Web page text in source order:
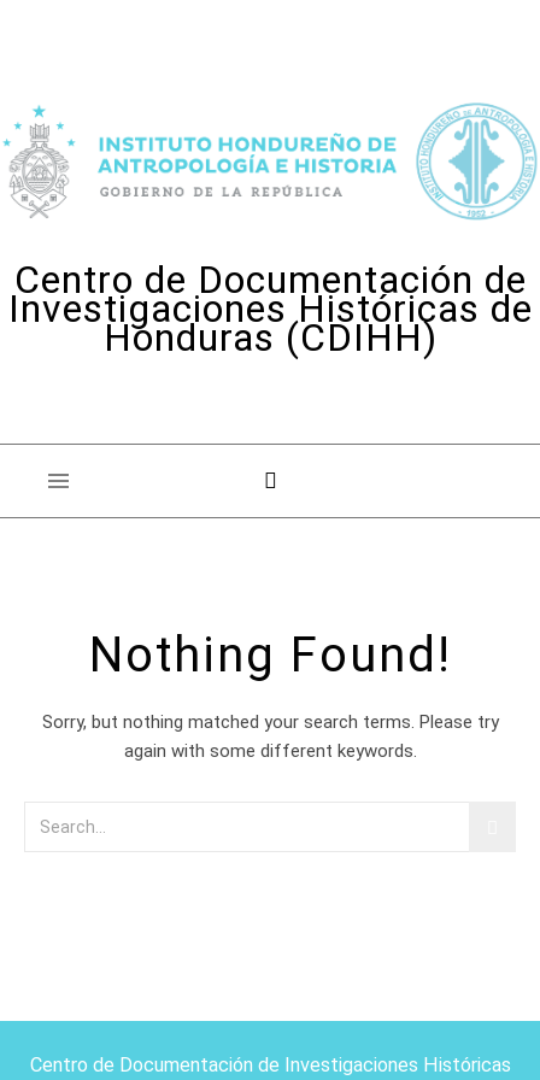
Centro de Documentación de
Investigaciones Históricas de
Honduras (CDIHH)
Nothing Found!
Sorry, but nothing matched your search terms. Please try
again with some different keywords.
Centro de Documentación de Investigaciones Históricas